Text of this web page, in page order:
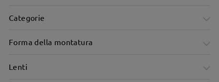
Categorie
Forma della montatura
Lenti